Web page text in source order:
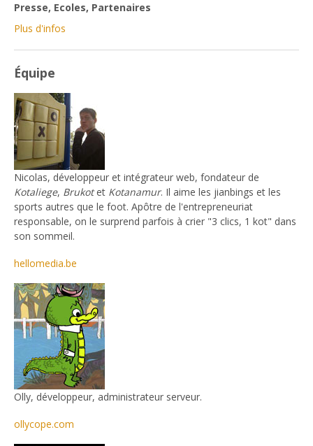
Presse, Ecoles, Partenaires
Plus d'infos
Équipe
Nicolas, développeur et intégrateur web, fondateur de
Kotaliege, Brukotet Kotanamur. Il aime les jianbings et les
sports autres que le foot. Apôtre de l'entrepreneuriat
responsable, on le surprend parfois à crier "3 clics, 1 kot" dans
son sommeil.
hellomedia.be
Olly, développeur, administrateur serveur.
ollycope.com